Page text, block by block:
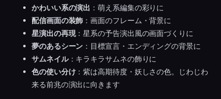
かわいい系の演出 ：萌え系編集の彩りに
配信画面の装飾 ：画面のフレーム・背景に
星演出の再現：星系の予告演出風の画面づくりに
夢のあるシーン ：目標宣言・エンディングの背景に
サムネイル：キラキラサムネの飾りに
色の使い分け：紫は高期待度・妖しさの色。じわじわ
来る前兆の演出に向きます